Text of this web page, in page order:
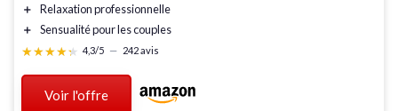
＋
Relaxation professionnelle
＋
Sensualitépour les couples
★★★★★
★★★★★ 4,3/5 — 242 avis
Voir l'offre